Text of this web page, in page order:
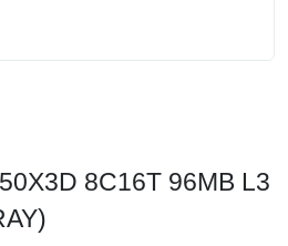
8C16T 96MB L3